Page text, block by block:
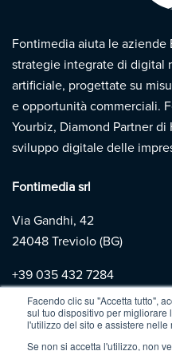
Facendo clic su "Accetta tutto",
sul tuo dispositivo per
l'utilizzo del sito e assistere
Se non si accetta l'utilizzo, non
Fontimedia aiuta le aziende
strategie integrate di digital
artificiale, progettate su
e opportunità commerciali.
Yourbiz, Diamond Partner
sviluppo digitale delle
Fontimedia srl
Via Gandhi, 42
24048 Treviolo (BG)
+39 035 432 7284
Copyright 2026 |
Policy|Cookie Policy